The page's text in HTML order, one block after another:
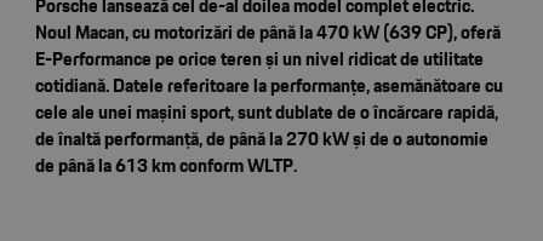
Noul Macan, cu motorizări de până la 470 kW (639 CP), oferă
E-Performance pe orice teren și un nivel ridicat de utilitate
cotidiană. Datele referitoare la performanțe, asemănătoare cu
cele ale unei mașini sport, sunt dublate de o încărcare rapidă,
de înaltă performanță, de până la 270 kW și de o autonomie
de până la 613 km conform WLTP.